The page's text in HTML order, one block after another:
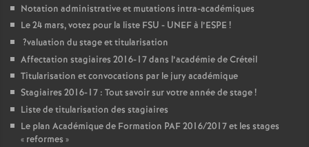
Notation administrative et mutations intra-académiques
Le 24 mars, votez pour la liste FSU - UNEFà l’ESPE !
?valuation du stage et titularisation
Affectation stagiaires 2016-17 dans l’académie de Créteil
Titularisation et convocations par le jury académique
Stagiaires 2016-17 : Tout savoir sur votre année de stage!
Liste de titularisation des stagiaires
Le plan Académique de Formation PAF2016/2017 et les stages
« reformes »